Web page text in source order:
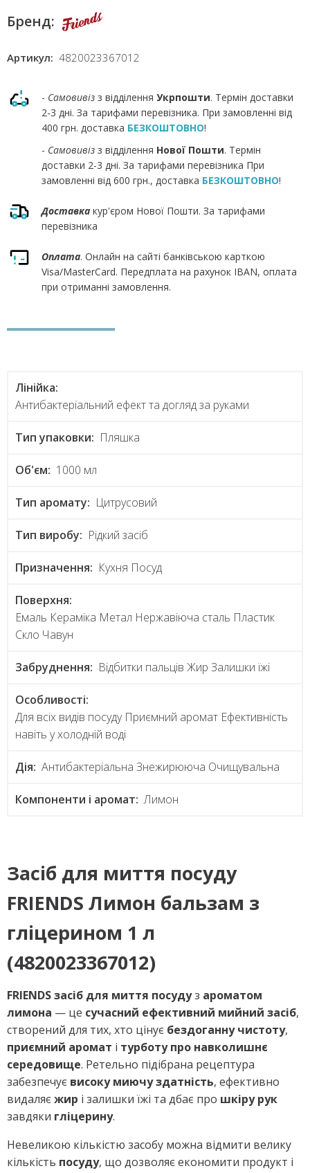
Бренд:
Артикул: 4820023367012
- Самовивіз з відділення Укрпошти. Термін доставки
2-3 дні. За тарифами перевізника. При замовленні від
400 грн. доставка БЕЗКОШТОВНО!
- Самовивіз з відділення Нової Пошти. Термін
доставки 2-3 дні. За тарифами перевізника При
замовленні від 600 грн., доставка БЕЗКОШТОВНО!
Доставка кур'єром Нової Пошти. За тарифами
перевізника
Оплата. Онлайн на сайті банківською карткою
Visa/MasterCard. Передплата на рахунок IBAN, оплата
при отриманні замовлення.
Лінійка:
Антибактеріальний ефект та догляд за руками
Тип упаковки: Пляшка
Об'єм: 1000 мл
Тип аромату: Цитрусовий
Тип виробу: Рідкий засіб
Призначення: Кухня Посуд
Поверхня:
Емаль Кераміка Метал Нержавіюча сталь Пластик
Скло Чавун
Забруднення: Відбитки пальців Жир Залишки їжі
Особливості:
Для всіх видів посуду Приємний аромат Ефективність
навіть у холодній воді
Дія: Антибактеріальна Знежирююча Очищувальна
Компоненти і аромат: Лимон
Засіб для миття посуду
FRIENDS Лимон бальзам з
гліцерином 1 л
(4820023367012)
FRIENDS засіб для миття посудуз ароматом
лимона — це сучасний ефективний мийний засіб,
створений для тих, хто цінує бездоганну чистоту,
приємний аромат і турботу про навколишнє
середовище. Ретельно підібрана рецептура
забезпечує високу миючу здатність, ефективно
видаляєжир і залишки їжі та дбає про шкіру рук
завдяки гліцерину.
Невеликою кількістю засобу можна відмити велику
кількість посуду, що дозволяє економити продукт і